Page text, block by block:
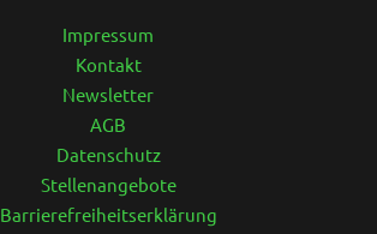
Impressum
Kontakt
Newsletter
AGB
Datenschutz
Stellenangebote
Barrierefreiheitserklärung